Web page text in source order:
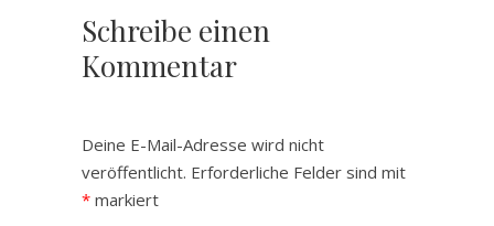
Schreibe einen
Kommentar
Deine E-Mail-Adresse wird nicht
veröffentlicht. Erforderliche Felder sind mit
* markiert